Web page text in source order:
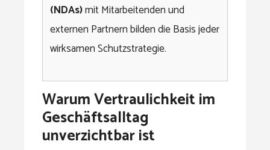
(NDAs)mit Mitarbeitenden und
externen Partnern bilden die Basis jeder
wirksamen Schutzstrategie.
Warum Vertraulichkeit im
Geschäftsalltag
unverzichtbar ist